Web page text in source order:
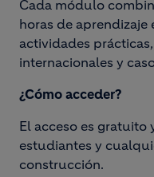
Cada módulo
horas de
actividades
internacionales y
¿Cómo acceder?
El acceso es gratuito
estudiantes y
construcción.